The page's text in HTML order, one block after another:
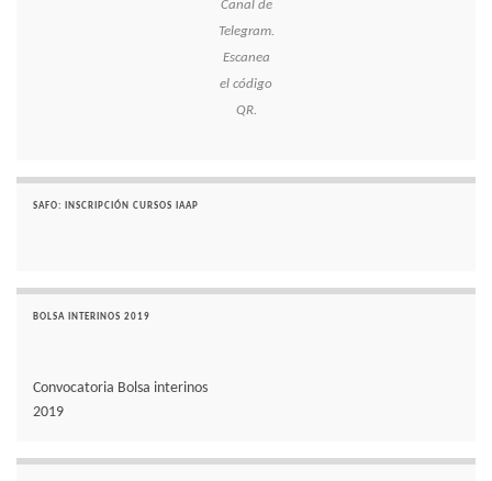
Canal de
Telegram.
Escanea
el código
QR.
SAFO: INSCRIPCIÓN CURSOS IAAP
BOLSA INTERINOS 2019
Convocatoria Bolsa interinos
2019